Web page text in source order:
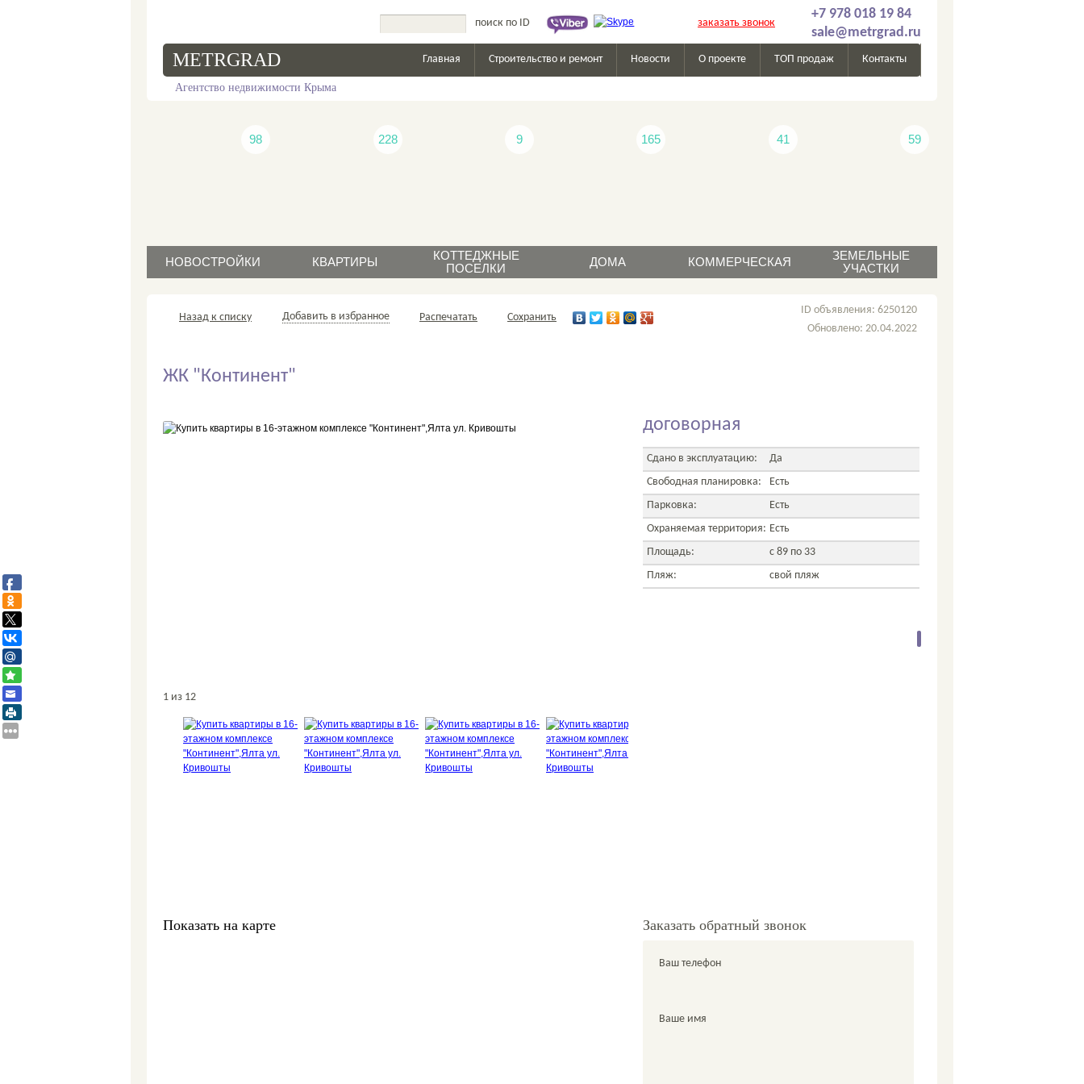
заказать звонок
+7 978 018 19 84
sale@metrgrad.ru
METRGRAD Главная Строительство и ремонт Новости О проекте ТОП продаж Контакты
Агентство недвижимости Крыма
НОВОСТРОЙКИ
98
КВАРТИРЫ
аренда
228
КОТТЕДЖНЫЕ
ПОСЕЛКИ
аренда
9
ДОМА
аренда
165
КОММЕРЧЕСКАЯ
41
ЗЕМЕЛЬНЫЕ
УЧАСТКИ
продажа
59
Назад к списку Добавить в избранное Распечатать Сохранить
ID объявления: 6250120
Обновлено: 20.04.2022
ЖК "Континент"
1 из 12
договорная
Сдано в эксплуатацию:
Да
Свободная планировка:
Есть
Парковка:
Есть
Охраняемая территория: Есть
Площадь:
с 89 по 33
Пляж:
свой пляж
Показать на карте Заказать обратный звонок
Ваш телефон
Ваше имя